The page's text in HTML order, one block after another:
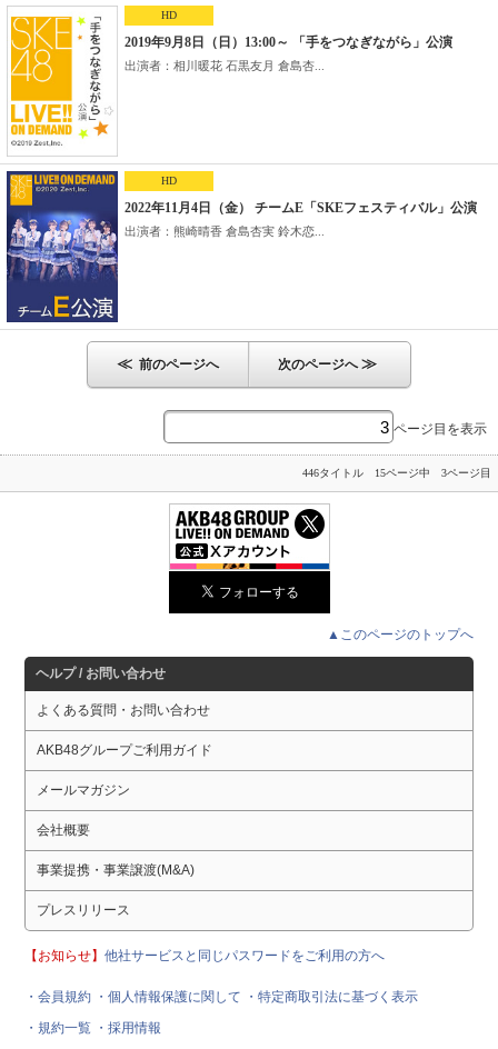
HD
2019年9月8日（日）13:00～ 「手をつなぎながら」公演
出演者：相川暖花 石黒友月 倉島杏...
HD
2022年11月4日（金） チームE「SKEフェスティバル」公演
出演者：熊崎晴香 倉島杏実 鈴木恋...
≪ 前のページへ 次のページへ≫
ページ目を表示
446タイトル 15ページ中 3ページ目
▲このページのトップへ
ヘルプ / お問い合わせ
よくある質問・お問い合わせ
AKB48グループご利用ガイド
メールマガジン
会社概要
事業提携・事業譲渡(M&A)
プレスリリース
【お知らせ】他社サービスと同じパスワードをご利用の方へ
・会員規約 ・個人情報保護に関して
・特定商取引法に基づく表示
・規約一覧 ・採用情報